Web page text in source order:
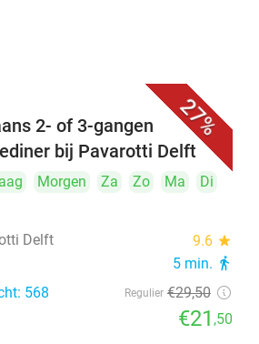
27%
2- of 3-gangen
bij Pavarotti Delft
Morgen Za Zo Ma
Di
Delft
9.6 star
5 min. directions_walk
568 Regulier €29,50
€21 ,50